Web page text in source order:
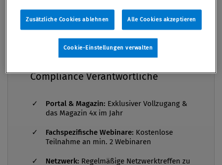
Als kleinen Vorgeschmack auf seinen Impuls im
September in der Orangerie in Schönbrunn, hat uns
Menschenrechten beantwortet. Wir sind bereits
gespannt auf seinen Vortrag im Herbst und holen
uns gerne schon vorab seine Expertise zu folgenden
Punkten: Welche großen Hauptfaktoren/Obstacles
sehen Sie bei der Integration von internationalen
Compliance Praxis Premium
Mitgliedschaft -
Compliance Verantwortliche
Portal & Magazin: Exklusiver Vollzugang &
das Magazin 4x im Jahr
Fachspezifische Webinare: Kostenlose
Teilnahme an min. 2 Webinaren
Netzwerk: Regelmäßige Netzwerktreffen zu
Zusätzliche Cookies ablehnen Alle Cookies akzeptieren
Cookie-Einstellungen verwalten